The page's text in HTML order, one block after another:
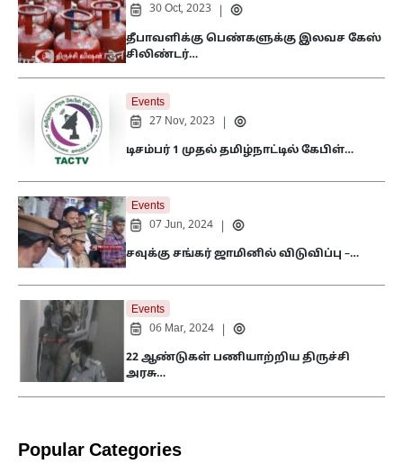
30 Oct, 2023
தீபாவளிக்கு பெண்களுக்கு இலவச கேஸ்
சிலிண்டர்…
Events
27 Nov, 2023
டிசம்பர் 1 முதல் தமிழ்நாட்டில் கேபிள்…
Events
07 Jun, 2024
சவுக்கு சங்கர் ஜாமினில் விடுவிப்பு –…
Events
06 Mar, 2024
22 ஆண்டுகள் பணியாற்றிய திருச்சி
அரசு…
Popular Categories